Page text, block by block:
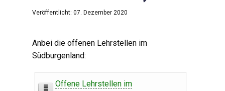
Veröffentlicht: 07. Dezember 2020
Anbei die offenen Lehrstellen im
Südburgenland:
Offene Lehrstellen im